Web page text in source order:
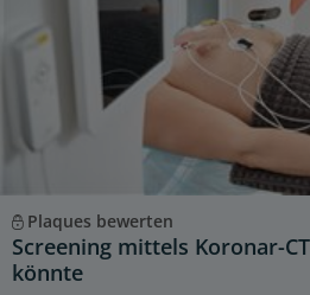
Plaques bewerten
Screening mittels Koronar-
könnte